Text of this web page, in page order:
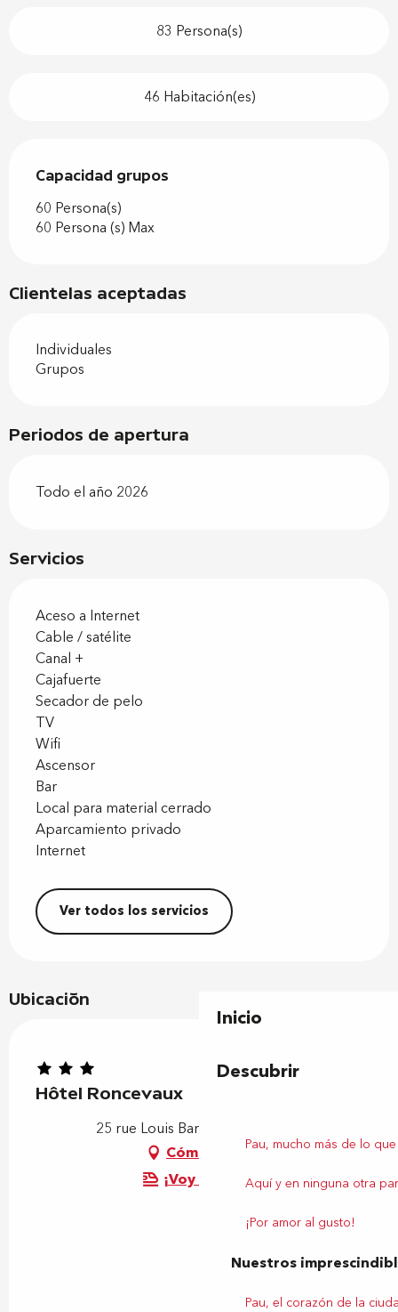
Inicio
Descubrir
Pau, mucho más de lo
Aquí y en ninguna otra
¡Por amor al gusto!
Nuestros
Pau, el corazón de la
Servicios
Aceso a Internet
Cable / satélite
Canal +
Cajafuerte
Secador de pelo
TV
Wifi
Ascensor
Bar
Local para material cerrado
Aparcamiento privado
Internet
Ver todos los servicios
83 Persona(s)
46 Habitación(es)
Capacidad grupos
Capacidad grupos
60 Persona(s)
60 Persona (s) Max
Clientelas aceptadas
Individuales
Grupos
Periodos de apertura
Todo el año 2026
Ubicación
Hôtel Roncevaux
25 rue Louis Barthou, 64000 Pau
Cómo llegar
¡Voy en tren!